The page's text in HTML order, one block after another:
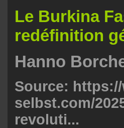
Le Burkina
redéfinition
Hanno
Source:
selbst.com/
revoluti...